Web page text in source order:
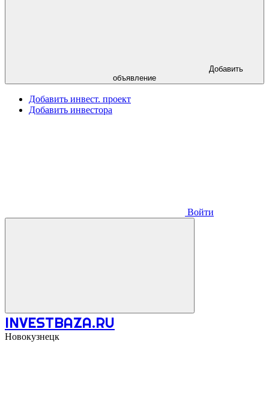
объявление
Добавить инвест. проект
Добавить инвестора
Войти
INVESTBAZA.RU
Новокузнецк